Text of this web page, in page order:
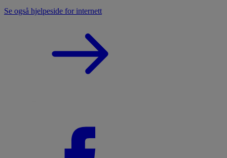
Se også hjelpeside for internett